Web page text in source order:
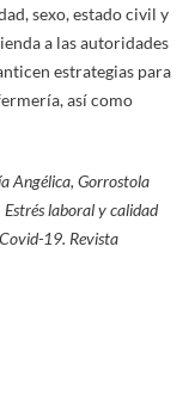
sexo, estado civil y
a las autoridades
estrategias para
así como
Angélica, Gorrostola
laboral y calidad
19. Revista